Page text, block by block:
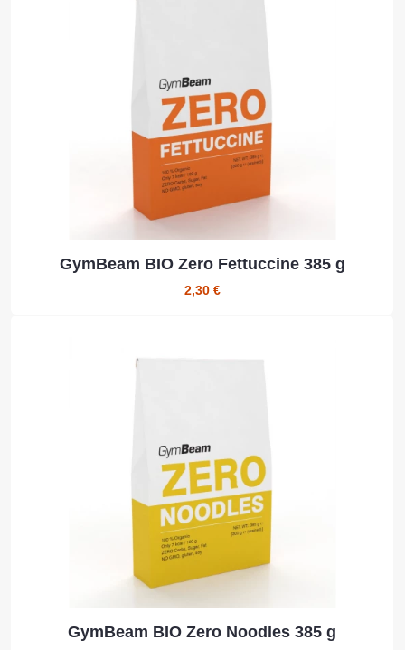
GymBeam BIO Zero Fettuccine 385 g
2,30 €
GymBeam BIO Zero Noodles 385 g